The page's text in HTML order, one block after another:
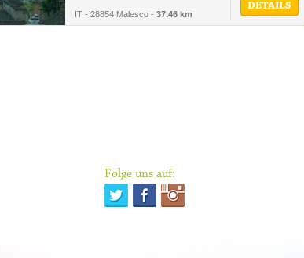
IT - 28854 Malesco - 37.46 km
DETAILS
Folge uns auf: